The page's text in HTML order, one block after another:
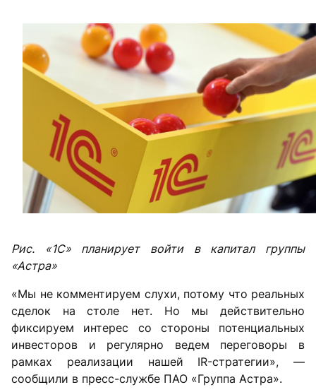
Рис. «1С» планирует войти в капитал группы
«Астра»
«Мы не комментируем слухи, потому что реальных
сделок на столе нет. Но мы действительно
фиксируем интерес со стороны потенциальных
инвесторов и регулярно ведем переговоры в
рамках реализации нашей IR-стратегии», —
сообщили в пресс-службе ПАО «Группа Астра».